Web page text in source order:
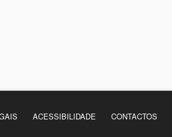
ACESSIBILIDADE CONTACTOS